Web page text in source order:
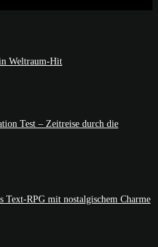
Weltraum-Hit
Test – Zeitreise durch die
Text-RPG mit nostalgischem Charme